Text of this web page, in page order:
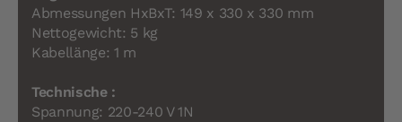
Abmessungen HxBxT: 149 x 330 x 330 mm
Nettogewicht: 5 kg
Kabellänge: 1 m
Technische :
Spannung: 220-240 V 1N